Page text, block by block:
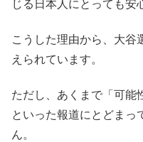
じる日本人にとっても安
こうした理由から、大谷
えられています。
ただし、あくまで「可能
といった報道にとどまっ
ん。